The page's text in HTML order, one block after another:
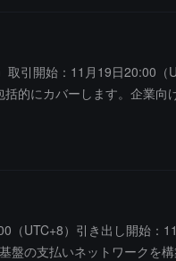
引開始：11月19日20:00（
的にカバーします。企業向
UTC+8）引き出し開始：
盤の支払いネットワークを